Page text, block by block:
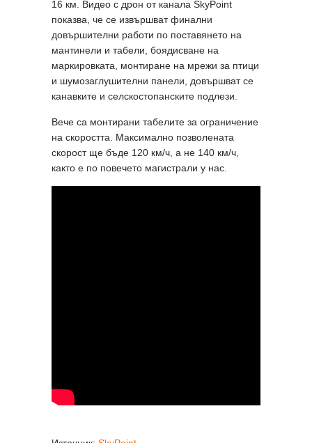
16 км. Видео с дрон от канала SkyPoint
показва, че се извършват финални
довършителни работи по поставянето на
мантинели и табели, боядисване на
маркировката, монтиране на мрежи за птици
и шумозаглушителни панели, довършват се
канавките и селскостопанските подлези.
Вече са монтирани табелите за ограничение
на скоростта. Максимално позволената
скорост ще бъде 120 км/ч, а не 140 км/ч,
както е по повечето магистрали у нас.